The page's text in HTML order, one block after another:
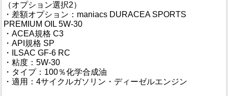
（オプション選択2）
・差額オプション：maniacs DURACEA SPORTS
PREMIUM OIL 5W-30
・ACEA規格 C3
・API規格 SP
・ILSAC GF-6 RC
・粘度：5W-30
・タイプ：100％化学合成油
・適用：4サイクルガソリン・ディーゼルエンジン